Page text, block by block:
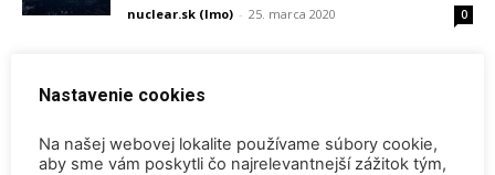
nuclear.sk (lmo) - 25. marca 2020 0
Nastavenie cookies
Na našej webovej lokalite používame súbory cookie,
aby sme vám poskytli čo najrelevantnejší zážitok tým,